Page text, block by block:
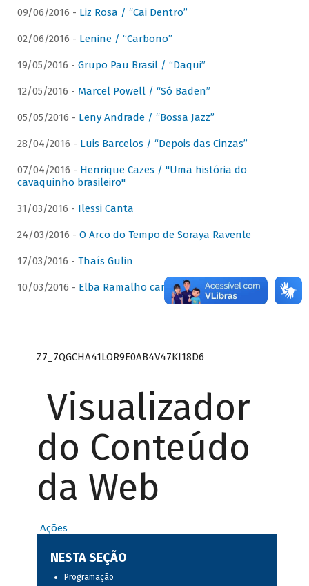
09/06/2016 - Liz Rosa / “Cai Dentro”
02/06/2016 - Lenine / “Carbono”
19/05/2016 - Grupo Pau Brasil / “Daqui”
12/05/2016 - Marcel Powell / “Só Baden”
05/05/2016 - Leny Andrade / “Bossa Jazz”
28/04/2016 - Luis Barcelos / “Depois das Cinzas”
07/04/2016 - Henrique Cazes / "Uma história do
cavaquinho brasileiro"
31/03/2016 - Ilessi Canta
24/03/2016 - O Arco do Tempo de Soraya Ravenle
17/03/2016 - Thaís Gulin
10/03/2016 - Elba Ramalho canta Dominguinhos
Z7_7QGCHA41LOR9E0AB4V47KI18D6
Visualizador
do Conteúdo
da Web
Ações
NESTA SEÇÃO
Programação